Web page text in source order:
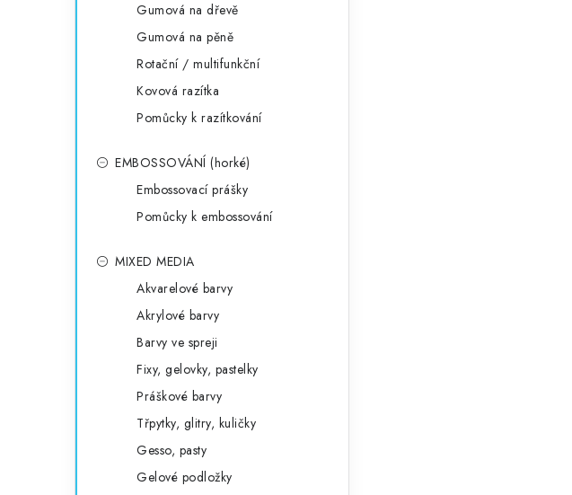
Gumová na dřevě
Gumová na pěně
Rotační / multifunkční
Kovová razítka
Pomůcky k razítkování
EMBOSSOVÁNÍ (horké)
Embossovací prášky
Pomůcky k embossování
MIXED MEDIA
Akvarelové barvy
Akrylové barvy
Barvy ve spreji
Fixy, gelovky, pastelky
Práškové barvy
Třpytky, glitry, kuličky
Gesso, pasty
Gelové podložky